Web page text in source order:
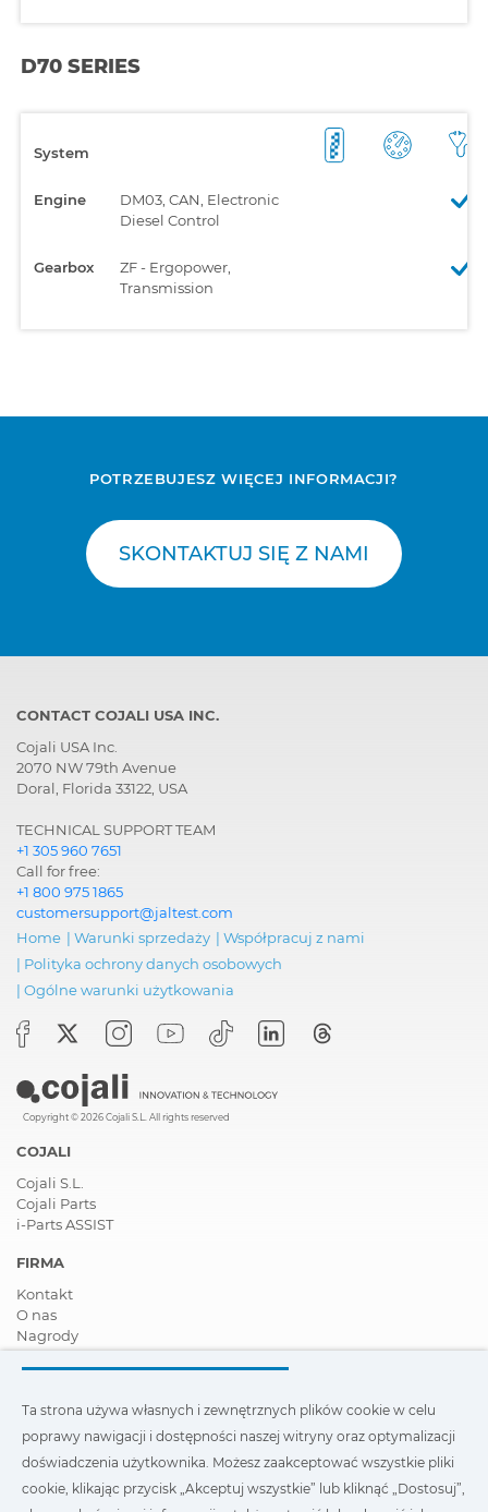
D70 SERIES
System
Engine
DM03, CAN, Electronic
Diesel Control
Gearbox
ZF - Ergopower,
Transmission
POTRZEBUJESZ WIĘCEJ INFORMACJI?
SKONTAKTUJ SIĘ Z NAMI
CONTACT COJALI USA INC.
Cojali USA Inc.
2070 NW 79th Avenue
Doral, Florida 33122, USA
TECHNICAL SUPPORT TEAM
+1 305 960 7651
Call for free:
+1 800 975 1865
customersupport@jaltest.com
Home | Warunki sprzedaży | Współpracuj z nami
| Polityka ochrony danych osobowych
| Ogólne warunki użytkowania
Copyright © 2026 Cojali S.L. All rights reserved
COJALI
Cojali S.L.
Cojali Parts
i-Parts ASSIST
FIRMA
Kontakt
O nas
Nagrody
Certyfikaty
Społeczna Odpowiedzialność Biznesu
Aktualności
Film
FAQ - Najczęściej zadawane pytania
Ta strona wykorzystuje nasze własne i zewnętrzne pliki cookie,
Ta strona używa własnych i zewnętrznych plików cookie w celu
poprawy nawigacji i dostępności naszej witryny oraz optymalizacji
doświadczenia użytkownika. Możesz zaakceptować wszystkie pliki
cookie, klikając przycisk „Akceptuj wszystkie” lub kliknąć „Dostosuj”,